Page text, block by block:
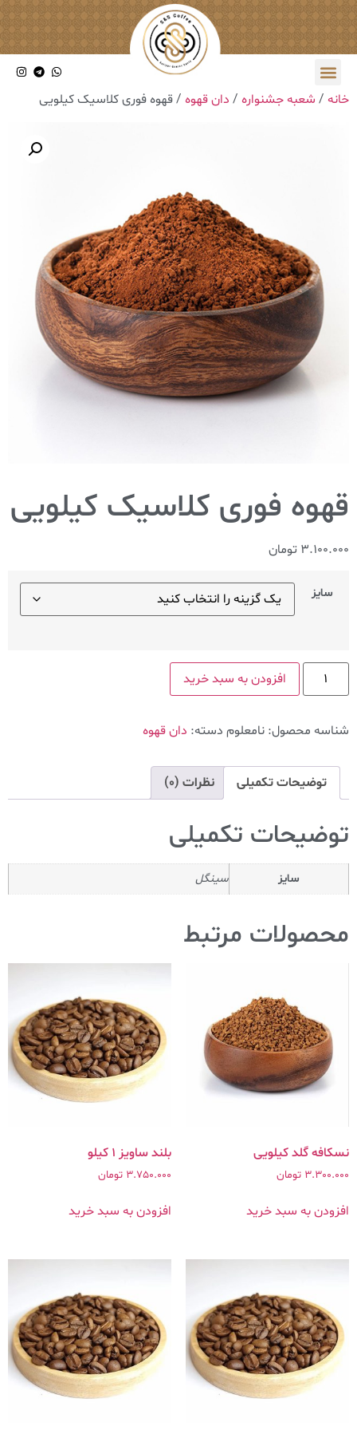
خانه / شعبه جشنواره / دان قهوه / قهوه فوری کلاسیک کیلویی
قهوه فوری کلاسیک کیلویی
3.100.000 تومان
سایز
افزودن به سبد خرید
شناسه محصول: نامعلوم دسته: دان قهوه
توضیحات تکمیلی نظرات (0)
توضیحات تکمیلی
سایز سینگل
محصولات مرتبط
نسکافه گلد کیلویی
3.300.000 تومان
افزودن به سبد خرید
بلند ساویز ۱ کیلو
3.750.000 تومان
افزودن به سبد خرید